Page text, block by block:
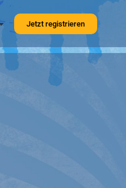
Jetzt registrieren